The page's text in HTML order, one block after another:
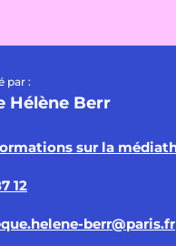
par :
Hélène Berr
12
berr@paris.fr